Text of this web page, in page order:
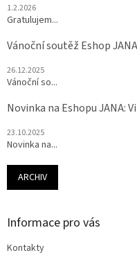
1.2.2026
Gratulujem...
Vánoční soutěž Eshop
26.12.2025
Vánoční so...
Novinka na Eshopu JANA:
23.10.2025
Novinka na...
ARCHIV
Informace pro vás
Kontakty